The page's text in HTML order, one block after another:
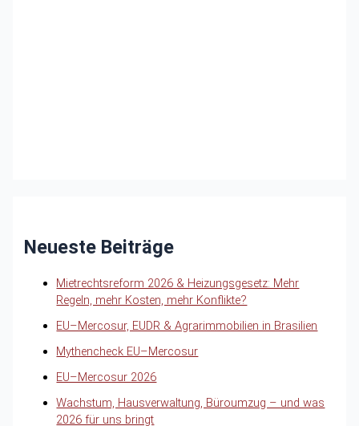
Neueste Beiträge
Mietrechtsreform 2026 & Heizungsgesetz: Mehr
Regeln, mehr Kosten, mehr Konflikte?
EU–Mercosur, EUDR & Agrarimmobilien in Brasilien
Mythencheck EU–Mercosur
EU–Mercosur 2026
Wachstum, Hausverwaltung, Büroumzug – und was
2026 für uns bringt